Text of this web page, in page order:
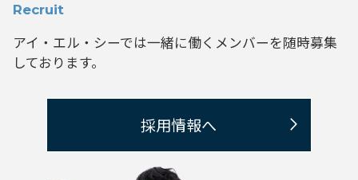
Recruit
アイ・エル・シーでは一緒に働くメンバーを随時募集
しております。
採用情報へ